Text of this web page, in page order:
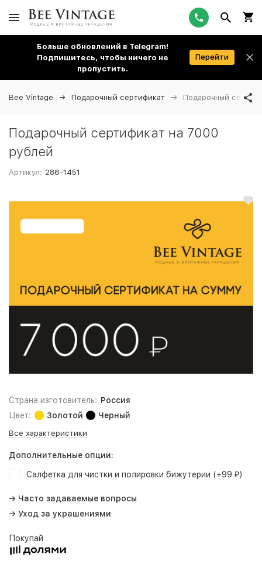
Больше обновлений в Telegram!
Подпишитесь, чтобы ничего не
пропустить.
Перейти
Bee Vintage Подарочный сертификат Подарочный
Подарочный сертификат на 7000
рублей
Артикул: 286-1451
Страна изготовитель: Россия
Цвет:
Золотой Черный
Все характеристики
Дополнительные опции:
Салфетка для чистки и полировки бижутерии (+99 ₽)
→ Часто задаваемые вопросы
→ Уход за украшениями
Покупай